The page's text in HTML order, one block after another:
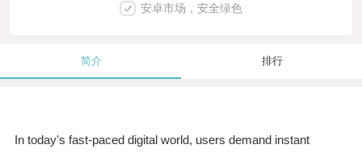
安卓市场，安全绿色
简介 排行
In today's fast-paced digital world, users demand instant